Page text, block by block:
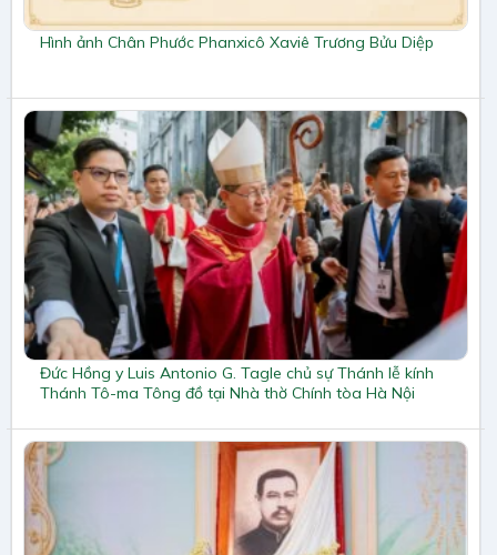
Hình ảnh Chân Phước Phanxicô Xaviê Trương Bửu Diệp
Đức Hồng y Luis Antonio G. Tagle chủ sự Thánh lễ kính
Thánh Tô-ma Tông đồ tại Nhà thờ Chính tòa Hà Nội